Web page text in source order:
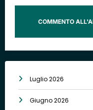
Luglio 2026
Giugno 2026